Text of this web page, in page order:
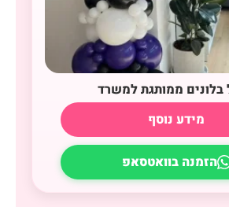
בלונים ממותגת למשרד
מידע נוסף
הזמנה בוואטסאפ